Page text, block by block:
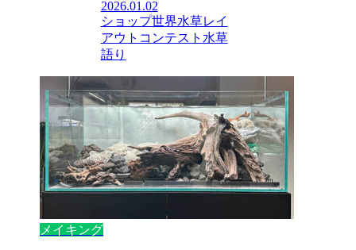
2026.01.02
ショップ世界水草レイ
アウトコンテスト 水草
語り
メイキング